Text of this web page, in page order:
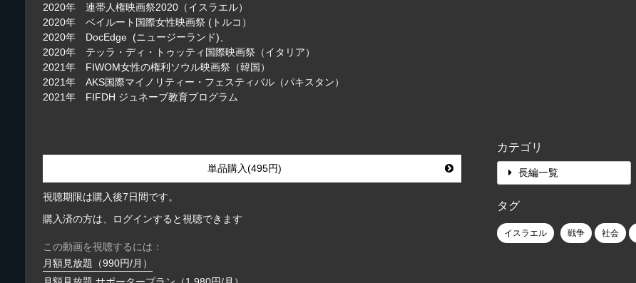
2020年 連帯人権映画祭2020（イスラエル）
2020年 ベイルート国際女性映画祭 (トルコ）
2020年 DocEdge (ニュージーランド)、
2020年 テッラ・ディ・トゥッティ国際映画祭（イタリア）
2021年 FIWOM女性の権利ソウル映画祭（韓国）
2021年 AKS国際マイノリティー・フェスティバル（パキスタン）
2021年 FIFDH ジュネーブ教育プログラム
単品購入(495円)
視聴期限は購入後7日間です。
購入済の方は、ログインすると視聴できます
この動画を視聴するには：
月額見放題（990円/月）
カテゴリ
長編一覧
タグ
イスラエル 戦争 社会